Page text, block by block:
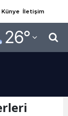
Künye İletişim
26°